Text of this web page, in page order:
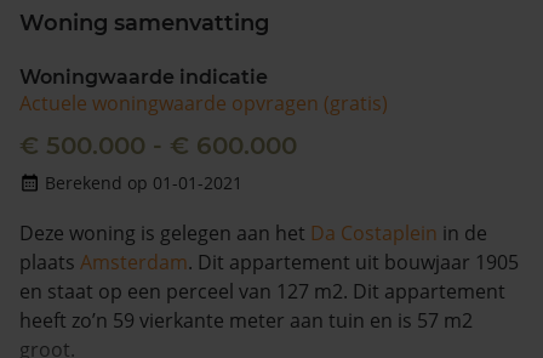
Woning samenvatting
Woningwaarde indicatie
Actuele woningwaarde opvragen (gratis)
€ 500.000 - € 600.000
Berekend op 01-01-2021
Deze woning is gelegen aan het Da Costaplein in de
plaats Amsterdam. Dit appartement uit bouwjaar 1905
en staat op een perceel van 127 m2. Dit appartement
heeft zo’n 59 vierkante meter aan tuin en is 57 m2
groot.